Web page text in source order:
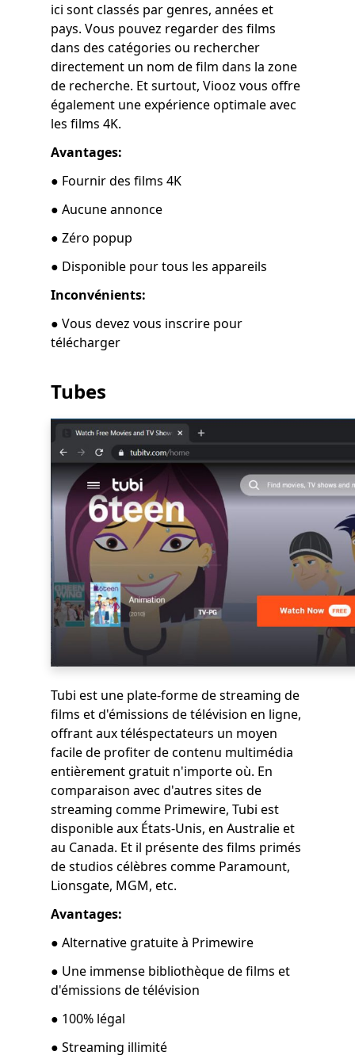
ici sont classés par genres, années et
pays. Vous pouvez regarder des films
dans des catégories ou rechercher
directement un nom de film dans la zone
de recherche. Et surtout, Viooz vous offre
également une expérience optimale avec
les films 4K.
Avantages:
● Fournir des films 4K
● Aucune annonce
● Zéro popup
● Disponible pour tous les appareils
Inconvénients:
● Vous devez vous inscrire pour
télécharger
Tubes
Tubi est une plate-forme de streaming de
films et d'émissions de télévision en ligne,
offrant aux téléspectateurs un moyen
facile de profiter de contenu multimédia
entièrement gratuit n'importe où. En
comparaison avec d'autres sites de
streaming comme Primewire, Tubi est
disponible aux États-Unis, en Australie et
au Canada. Et il présente des films primés
de studios célèbres comme Paramount,
Lionsgate, MGM, etc.
Avantages:
● Alternative gratuite à Primewire
● Une immense bibliothèque de films et
d'émissions de télévision
● 100% légal
● Streaming illimité